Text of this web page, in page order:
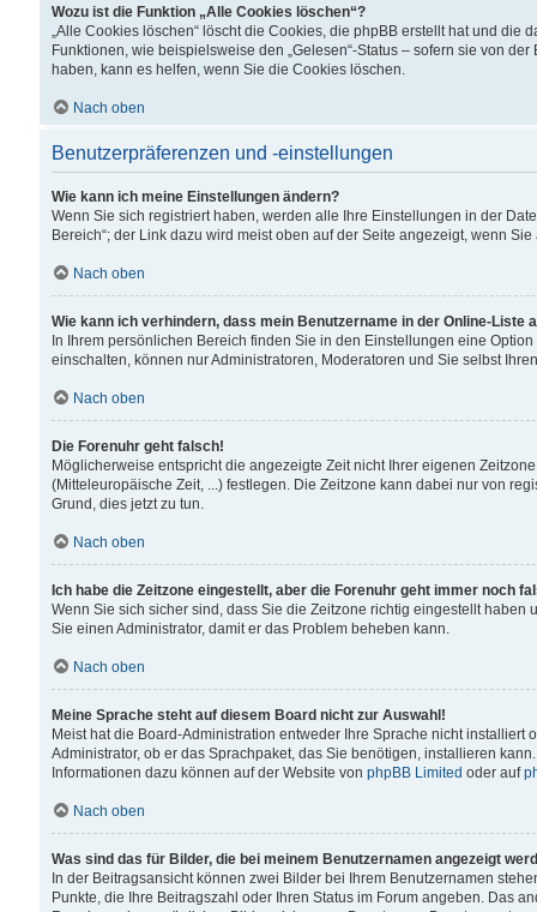
Wozu ist die Funktion „Alle Cookies löschen“?
„Alle Cookies löschen“ löscht die Cookies, die phpBB erstellt hat und
Funktionen, wie beispielsweise den „Gelesen“-Status – sofern sie von
haben, kann es helfen, wenn Sie die Cookies löschen.
Nach oben
Benutzerpräferenzen und -einstellungen
Wie kann ich meine Einstellungen ändern?
Wenn Sie sich registriert haben, werden alle Ihre Einstellungen in der
Bereich“; der Link dazu wird meist oben auf der Seite angezeigt, wenn
Nach oben
Wie kann ich verhindern, dass mein Benutzername in der Online-Liste
In Ihrem persönlichen Bereich finden Sie in den Einstellungen eine
einschalten, können nur Administratoren, Moderatoren und Sie selbst
Nach oben
Die Forenuhr geht falsch!
Möglicherweise entspricht die angezeigte Zeit nicht Ihrer eigenen
(Mitteleuropäische Zeit, ...) festlegen. Die Zeitzone kann dabei nur von
Grund, dies jetzt zu tun.
Nach oben
Ich habe die Zeitzone eingestellt, aber die Forenuhr geht immer noch
Wenn Sie sich sicher sind, dass Sie die Zeitzone richtig eingestellt
Sie einen Administrator, damit er das Problem beheben kann.
Nach oben
Meine Sprache steht auf diesem Board nicht zur Auswahl!
Meist hat die Board-Administration entweder Ihre Sprache nicht
Administrator, ob er das Sprachpaket, das Sie benötigen, installieren
Informationen dazu können auf der Website von phpBB Limited oder auf
Nach oben
Was sind das für Bilder, die bei meinem Benutzernamen angezeigt
In der Beitragsansicht können zwei Bilder bei Ihrem Benutzernamen
Punkte, die Ihre Beitragszahl oder Ihren Status im Forum angeben. Das